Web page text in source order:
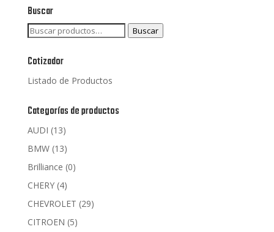
Buscar
Buscar
Buscar
Cotizador
Listado de Productos
Categorías de productos
AUDI (13)
BMW (13)
Brilliance (0)
CHERY (4)
CHEVROLET (29)
CITROEN (5)